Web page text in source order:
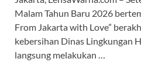
Malam Tahun Baru 2026
From Jakarta with Love”
kebersihan Dinas Lingkungan
langsung melakukan …